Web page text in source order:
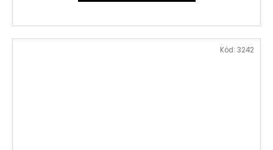
Kód: 3242